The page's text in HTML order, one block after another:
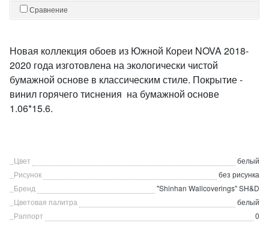
Сравнение
Новая коллекция обоев из Южной Кореи NOVA 2018-
2020 года изготовлена на экологически чистой
бумажной основе в классическим стиле. Покрытие -
винил горячего тиснения на бумажной основе
1.06*15.6.
_Цвет
белый
_Рисунок
без рисунка
_Бренд
"Shinhan Wallcoverings" SH&D
_Цветовая палитра
белый
_Раппорт
0